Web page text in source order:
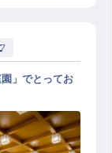
」でとってお